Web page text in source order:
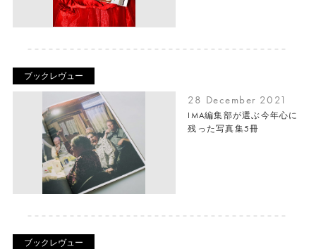
ブックレヴュー
28 December 2021
IMA編集部が選ぶ今年心に
残った写真集5冊
ブックレヴュー